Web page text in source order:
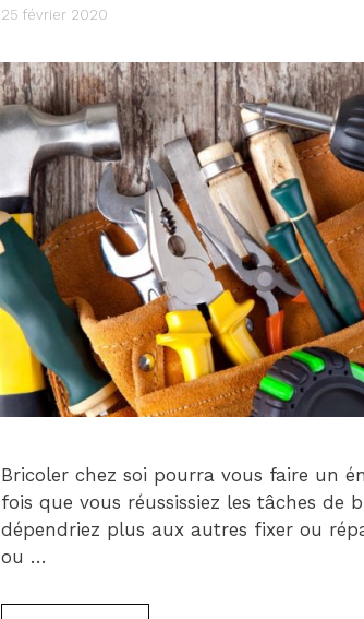
25 février 2020
Bricoler chez soi pourra vous faire un
fois que vous réussissiez les tâches de
dépendriez plus aux autres fixer ou
ou …